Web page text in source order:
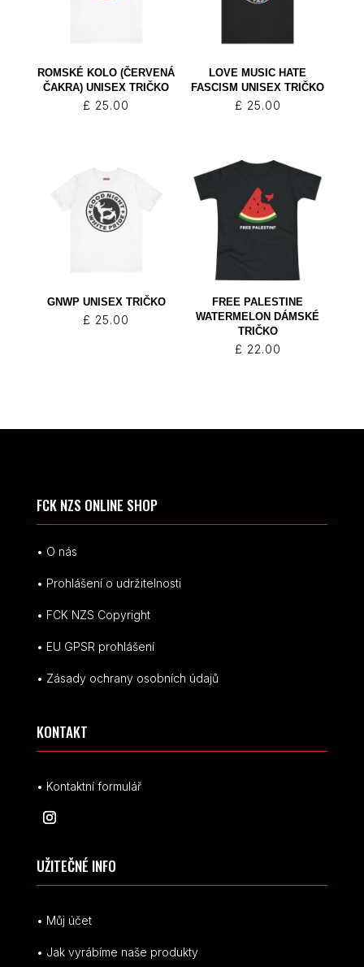
ROMSKÉ KOLO (ČERVENÁ
ČAKRA) UNISEX TRIČKO
£ 25.00
LOVE MUSIC HATE
FASCISM UNISEX TRIČKO
£ 25.00
GNWP UNISEX TRIČKO
£ 25.00
FREE PALESTINE
WATERMELON DÁMSKÉ
TRIČKO
£ 22.00
FCK NZS ONLINE SHOP
• O nás
• Prohlášení o udržitelnosti
• FCK NZS Copyright
• EU GPSR prohlášení
• Zásady ochrany osobních údajů
KONTAKT
• Kontaktní formulář
UŽITEČNÉ INFO
• Můj účet
• Jak vyrábíme naše produkty